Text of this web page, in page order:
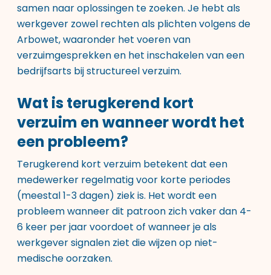
samen naar oplossingen te zoeken. Je hebt als
werkgever zowel rechten als plichten volgens de
Arbowet, waaronder het voeren van
verzuimgesprekken en het inschakelen van een
bedrijfsarts bij structureel verzuim.
Wat is terugkerend kort
verzuim en wanneer wordt het
een probleem?
Terugkerend kort verzuim betekent dat een
medewerker regelmatig voor korte periodes
(meestal 1-3 dagen) ziek is. Het wordt een
probleem wanneer dit patroon zich vaker dan 4-
6 keer per jaar voordoet of wanneer je als
werkgever signalen ziet die wijzen op niet-
medische oorzaken.